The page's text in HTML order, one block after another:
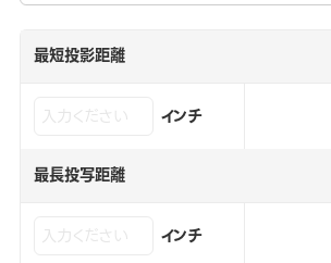
最短投影距離
インチ
最長投写距離
インチ